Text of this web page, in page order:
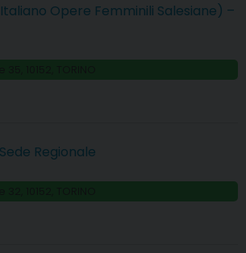
Italiano Opere Femminili Salesiane) –
Sede Regionale